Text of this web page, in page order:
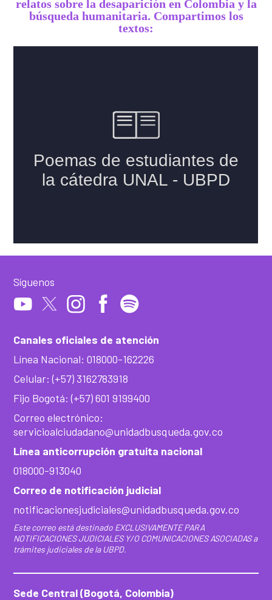
relatos sobre la desaparición en Colombia y la
búsqueda humanitaria. Compartimos los
textos:
Canales oficiales de atención
Línea Nacional: 018000-162226
Celular: (+57) 3162783918
Fijo Bogotá: (+57) 601 9199400
Correo electrónico:
servicioalciudadano@unidadbusqueda.gov.co
Línea anticorrupción gratuita nacional
018000-913040
Correo de notificación judicial
notificacionesjudiciales@unidadbusqueda.gov.co
Este correo está destinado EXCLUSIVAMENTE PARA
NOTIFICACIONES JUDICIALES Y/O COMUNICACIONES ASOCIADAS a
trámites judiciales de la UBPD.
Sede Central (Bogotá, Colombia)
Síguenos